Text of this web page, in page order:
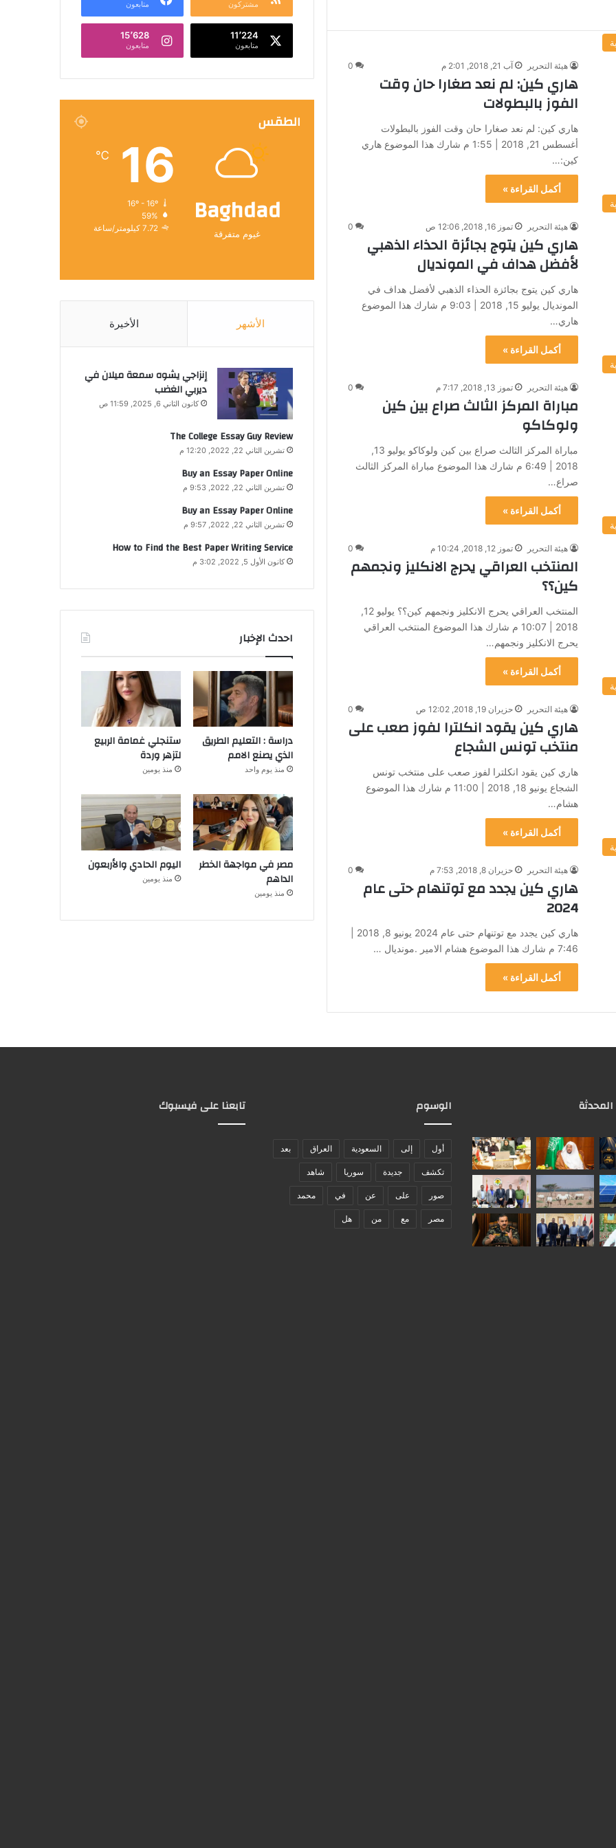
هيئة التحرير آب 21, 2018, 2:01 م 0
هاري كين: لم نعد صغارا حان وقت
الفوز بالبطولات
هاري كين: لم نعد صغارا حان وقت الفوز بالبطولات
أغسطس 21, 2018 | 1:55 م شارك هذا الموضوع هاري
كين:…
أكمل القراءة »
هيئة التحرير تموز 16, 2018, 12:06 ص 0
هاري كين يتوج بجائزة الحذاء الذهبي
لأفضل هداف في المونديال
هاري كين يتوج بجائزة الحذاء الذهبي لأفضل هداف في
المونديال يوليو 15, 2018 | 9:03 م شارك هذا الموضوع
هاري…
أكمل القراءة »
هيئة التحرير تموز 13, 2018, 7:17 م 0
مباراة المركز الثالث صراع بين كين
ولوكاكو
مباراة المركز الثالث صراع بين كين ولوكاكو يوليو 13,
2018 | 6:49 م شارك هذا الموضوع مباراة المركز الثالث
صراع…
أكمل القراءة »
هيئة التحرير تموز 12, 2018, 10:24 م 0
المنتخب العراقي يحرج الانكليز ونجمهم
كين؟؟
المنتخب العراقي يحرج الانكليز ونجمهم كين؟؟ يوليو 12,
2018 | 10:07 م شارك هذا الموضوع المنتخب العراقي
يحرج الانكليز ونجمهم…
أكمل القراءة »
هيئة التحرير حزيران 19, 2018, 12:02 ص 0
هاري كين يقود انكلترا لفوز صعب على
منتخب تونس الشجاع
هاري كين يقود انكلترا لفوز صعب على منتخب تونس
الشجاع يونيو 18, 2018 | 11:00 م شارك هذا الموضوع
هشام…
أكمل القراءة »
هيئة التحرير حزيران 8, 2018, 7:53 م 0
هاري كين يجدد مع توتنهام حتى عام
2024
7:46 م شارك هذا الموضوع هشام الامير .مونديال …
أكمل القراءة »
مشتركون متابعون
11٬224
متابعون
15٬628
متابعون
الطقس
Baghdad
غيوم متفرقة
16
℃
16º - 16º
59%
7.72 كيلومتر/ساعة
الأشهر الأخيرة
إنزاجي يشوه سمعة ميلان في
ديربي الغضب
كانون الثاني 6, 2025, 11:59 ص
The College Essay Guy Review
تشرين الثاني 22, 2022, 12:20 م
Buy an Essay Paper Online
تشرين الثاني 22, 2022, 9:53 م
Buy an Essay Paper Online
تشرين الثاني 22, 2022, 9:57 م
How to Find the Best Paper Writing Service
كانون الأول 5, 2022, 3:02 م
احدث الإخبار
دراسة : التعليم الطريق
الذي يصنع الامم
منذ يوم واحد
ستنجلي غمامة الربيع
لتزهر وردة
منذ يومين
مصر في مواجهة الخطر
الداهم
منذ يومين
اليوم الحادي والأربعون
منذ يومين
المحدثة الوسوم
أول إلى السعودية العراق بعد
تكشف جديدة سوريا شاهد
صور على عن في محمد
مصر مع من هل
تابعنا على فيسبوك